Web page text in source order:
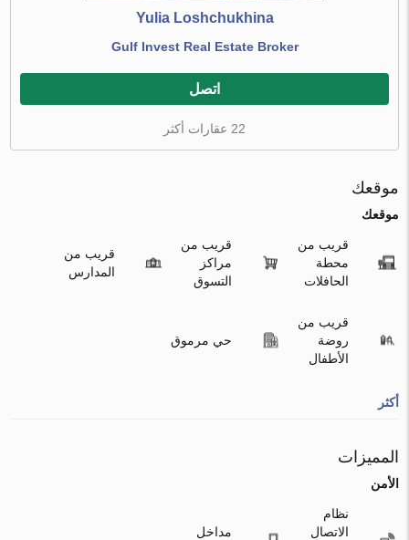
Yulia Loshchukhina
Gulf Invest Real Estate Broker
اتصل
22 عقارات أكثر
موقعك
موقعك
قريب من
محطة
الحافلات
قريب من
مراكز
التسوق
قريب من
المدارس
قريب من
روضة
الأطفال
حي مرموق
أكثر
المميزات
الأمن
نظام
الاتصال
مداخل